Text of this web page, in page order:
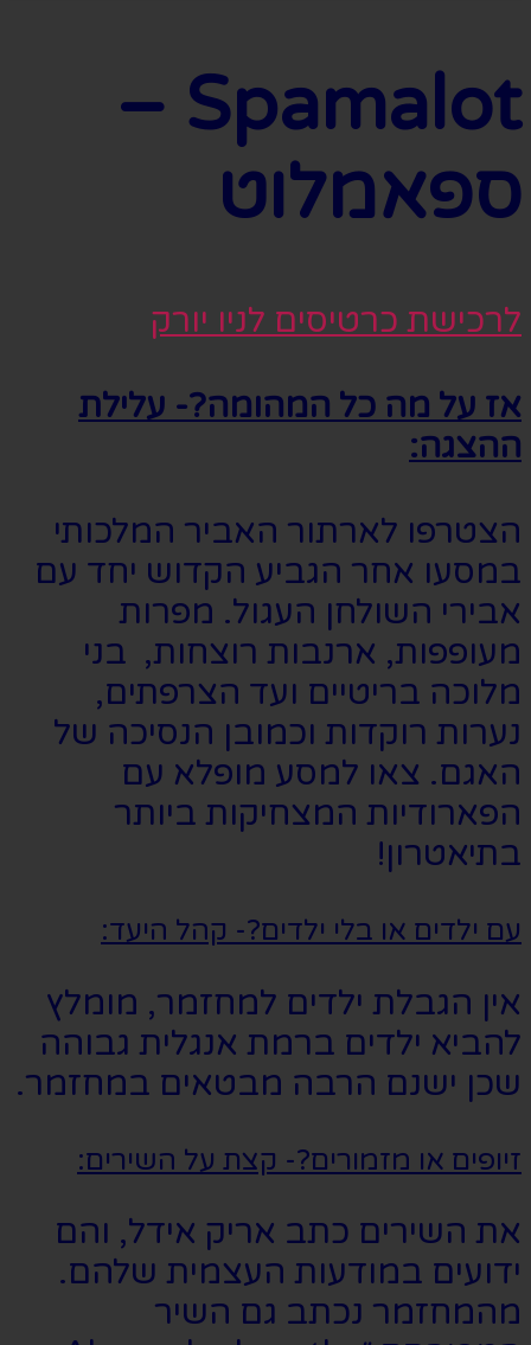
Spamalot –
ספאמלוט
לרכישת כרטיסים לניו יורק
אז על מה כל המהומה?- עלילת
ההצגה:
הצטרפו לארתור האביר המלכותי
במסעו אחר הגביע הקדוש יחד עם
אבירי השולחן העגול. מפרות
מעופפות, ארנבות רוצחות, בני
מלוכה בריטיים ועד הצרפתים,
נערות רוקדות וכמובן הנסיכה של
האגם. צאו למסע מופלא עם
הפארודיות המצחיקות ביותר
בתיאטרון!
עם ילדים או בלי ילדים?- קהל היעד:
אין הגבלת ילדים למחזמר, מומלץ
להביא ילדים ברמת אנגלית גבוהה
שכן ישנם הרבה מבטאים במחזמר.
זיופים או מזמורים?- קצת על השירים:
את השירים כתב אריק אידל, והם
ידועים במודעות העצמית שלהם.
מהמחזמר נכתב גם השיר